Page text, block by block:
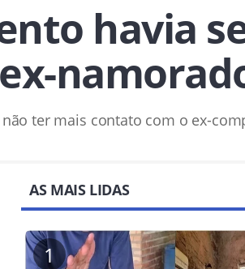
havia
ter mais contato com o ex-
AS MAIS LIDAS
1